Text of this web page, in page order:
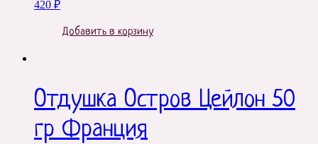
420 ₽
Добавить в корзину
Отдушка Остров Цейлон 50
гр Франция